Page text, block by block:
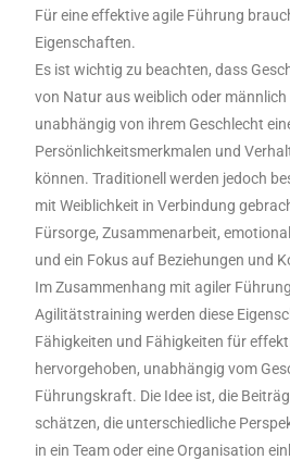
Für eine effektive agile Führung
Eigenschaften.
Es ist wichtig zu beachten, dass
von Natur aus weiblich oder männlich
unabhängig von ihrem Geschlecht
Persönlichkeitsmerkmalen und
können. Traditionell werden jedoch
mit Weiblichkeit in Verbindung
Fürsorge, Zusammenarbeit,
und ein Fokus auf Beziehungen und
Im Zusammenhang mit agiler
Agilitätstraining werden diese
Fähigkeiten und Fähigkeiten für
hervorgehoben, unabhängig vom
Führungskraft. Die Idee ist, die
schätzen, die unterschiedliche
in ein Team oder eine Organisation